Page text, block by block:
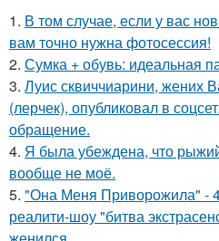
1. В том случае, если у вас
вам точно нужна фотосессия!
2. Сумка + обувь: идеальная
3. Луис сквиччиарини, жених
(лерчек), опубликовал в
обращение.
4. Я была убеждена, что
вообще не моё.
5. "Она Меня Приворожила" -
реалити-шоу "битва